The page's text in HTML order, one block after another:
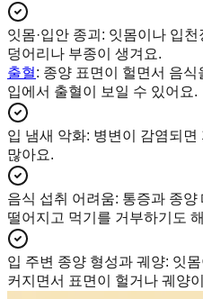
잇몸·입안 종괴 : 잇몸이나 입
덩어리나 부종이 생겨요.
출혈: 종양 표면이 헐면서 음
입에서 출혈이 보일 수 있어요.
입 냄새 악화: 병변이 감염되면
많아요.
음식 섭취 어려움: 통증과 종양
떨어지고 먹기를 거부하기도
입 주변 종양 형성과 궤양: 잇
커지면서 표면이 헐거나 궤양